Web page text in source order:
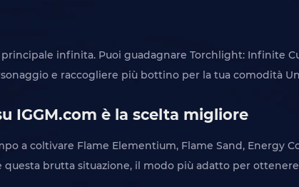
infinita. Puoi guadagnare Torchlight: Infinite
e raccogliere più bottino per la tua comodità
IGGM.com è la scelta migliore
a coltivare Flame Elementium, Flame Sand, Energy
brutta situazione, il modo più adatto per